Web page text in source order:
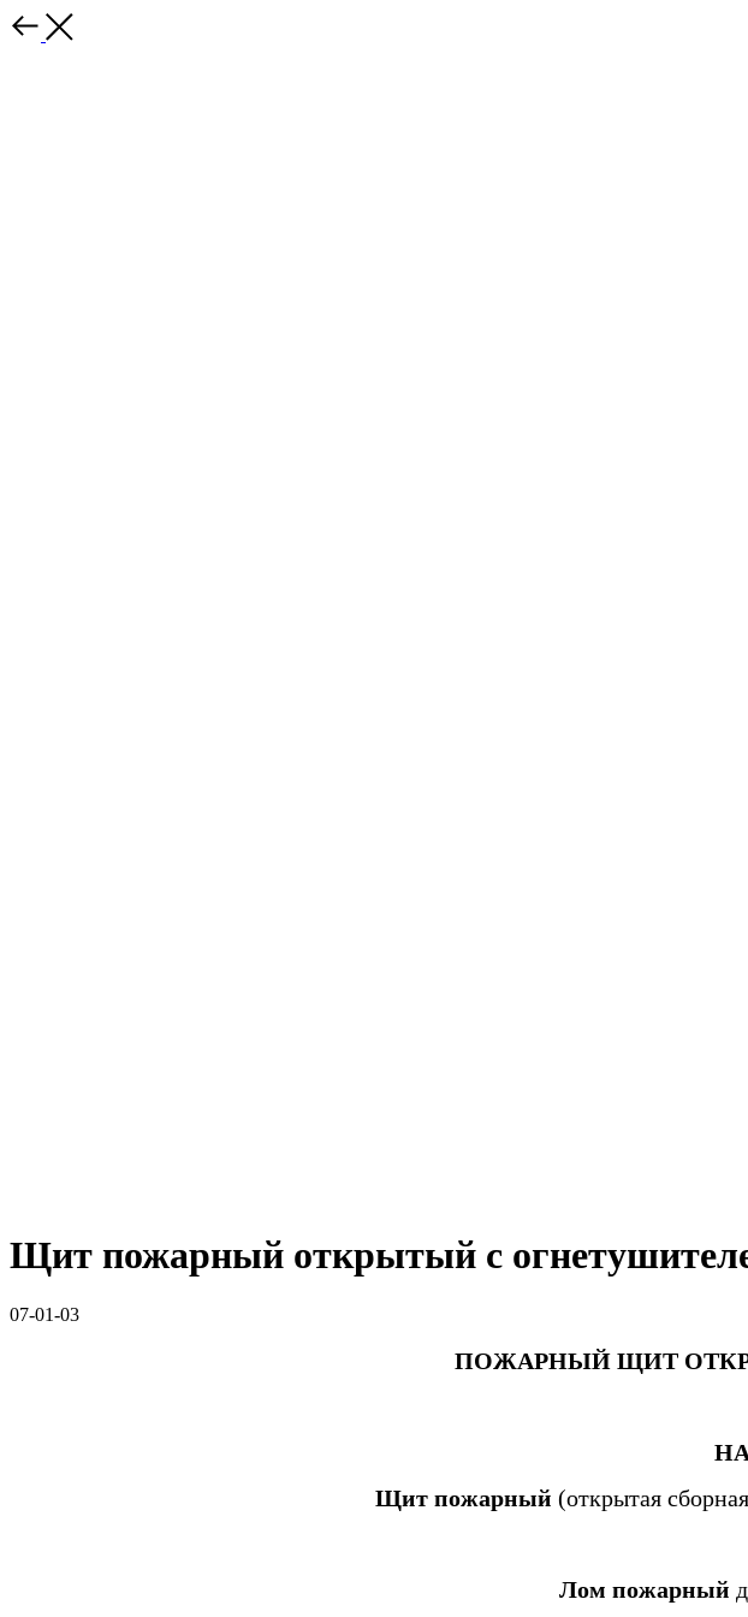
Щит пожарный открытый с
07-01-03
ПОЖАРНЫЙ ЩИТ
Щит пожарный (открытая
Лом пожарный